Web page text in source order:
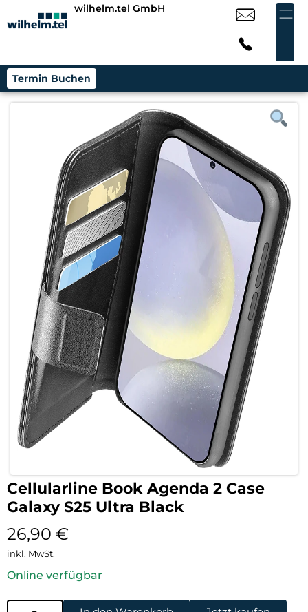
wilhelm.tel GmbH
Termin Buchen
Cellularline Book Agenda 2 Case
Galaxy S25 Ultra Black
26,90 €
inkl. MwSt.
Online verfügbar